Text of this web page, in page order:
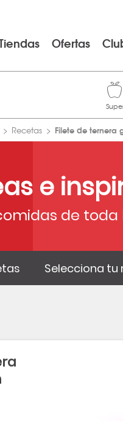
Ofertas
Recetas Filete de ternera
e
de toda
Selecciona tu